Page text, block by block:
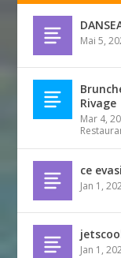
Mai 5,
Rivage
Mar 4,
ce
Jan 1,
Jan 1,